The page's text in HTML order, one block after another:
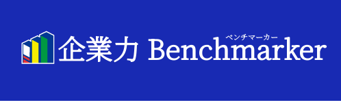
ベンチマーカー
企業力 Benchmarker